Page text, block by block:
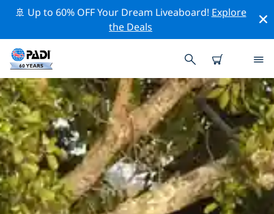
🚢 Up to 60% OFF Your Dream Liveaboard! Explore
the Deals